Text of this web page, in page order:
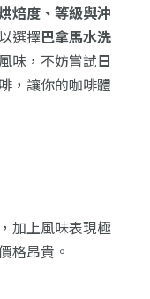
焙度、等級與沖
選擇巴拿馬水洗
味，不妨嘗試日
，讓你的咖啡體
加上風味表現極
格昂貴。